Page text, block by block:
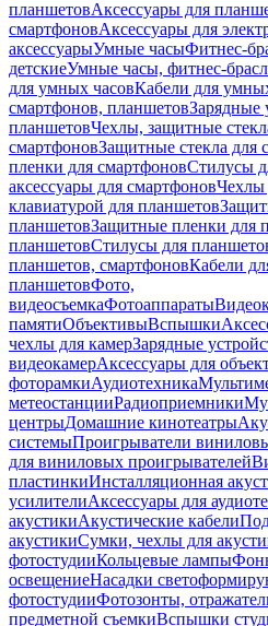
планшетовАксессуары для
смартфоновАксессуары для
аксессуарыУмные часыФитнес-
детскиеУмные часы, фитнес-
для умных часовКабели для
смартфонов, планшетовЗарядные
планшетовЧехлы, защитные
смартфоновЗащитные стекла для
пленки для смартфоновСтилусы
аксессуары для смартфоновЧехлы
клавиатурой для планшетов
планшетовЗащитные пленки для
планшетовСтилусы для
планшетов, смартфоновКабели
планшетовФото,
видеосъемкаФотоаппараты
памятиОбъективыВспышки
чехлы для камерЗарядные
видеокамерАксессуары для
фоторамкиАудиотехника
метеостанцииРадиоприемники
центрыДомашние кинотеатры
системыПроигрыватели
для виниловых проигрывателей
пластинкиИнсталляционная
усилителиАксессуары для
акустикиАкустические кабели
акустикиСумки, чехлы для
фотостудииКольцевые лампы
освещениеНасадки
фотостудииФотозонты,
предметной съемкиВспышки